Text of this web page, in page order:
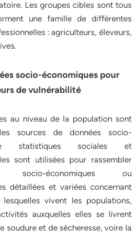
Les groupes cibles sont tous
une famille de différentes
: agriculteurs, éleveurs,
socio-économiques pour
de vulnérabilité
au niveau de la population sont
sources de données socio-
statistiques sociales et
sont utilisées pour rassembler
économiques ou
détaillées et variées concernant
vivent les populations,
auxquelles elles se livrent
soudure et de sècheresse, voire la